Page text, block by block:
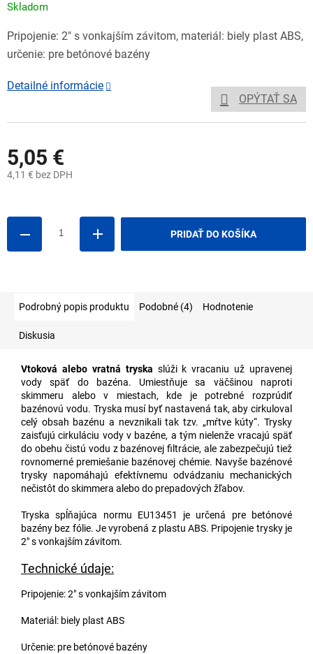
5,05 €
4,11 € bez DPH
Skladom
PRIDAŤ DO KOŠÍKA
Pripojenie: 2" s vonkajším závitom, materiál: biely plast ABS,
určenie: pre betónové bazény
Detailné informácie
OPÝTAŤ SA
Podrobný popis produktu Podobné (4) Hodnotenie
Diskusia
Vtoková alebo vratná tryska slúži k vracaniu už upravenej
vody späť do bazéna. Umiestňuje sa väčšinou naproti
skimmeru alebo v miestach, kde je potrebné rozprúdiť
bazénovú vodu. Tryska musí byť nastavená tak, aby cirkuloval
celý obsah bazénu a nevznikali tak tzv. „mŕtve kúty“. Trysky
zaisťujú cirkuláciu vody v bazéne, a tým nielenže vracajú späť
do obehu čistú vodu z bazénovej filtrácie, ale zabezpečujú tiež
rovnomerné premiešanie bazénovej chémie. Navyše bazénové
trysky napomáhajú efektívnemu odvádzaniu mechanických
nečistôt do skimmera alebo do prepadových žľabov.
Tryska spĺňajúca normu EU13451 je určená pre betónové
bazény bez fólie. Je vyrobená z plastu ABS. Pripojenie trysky je
2" s vonkajším závitom.
Technické údaje:
Pripojenie: 2" s vonkajším závitom
Materiál: biely plast ABS
Určenie: pre betónové bazény